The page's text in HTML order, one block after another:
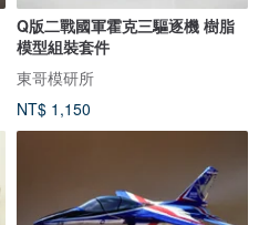
Q版二戰國軍霍克三驅逐機 樹脂
模型組裝套件
東哥模研所
NT$ 1,150